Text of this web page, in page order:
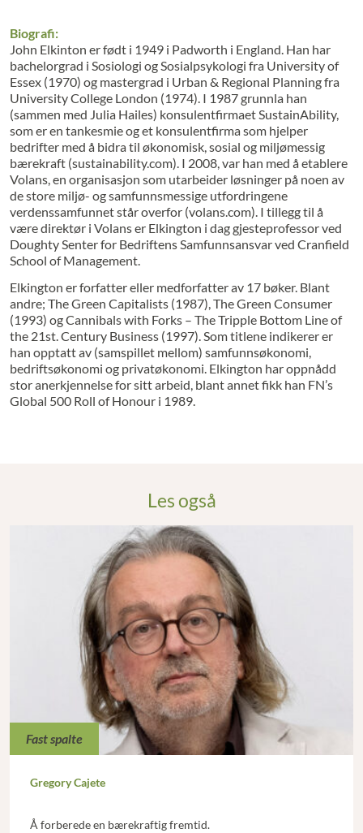
Biografi:
John Elkinton er født i 1949 i Padworth i England. Han har
bachelorgrad i Sosiologi og Sosialpsykologi fra University of
Essex (1970) og mastergrad i Urban & Regional Planning fra
University College London (1974). I 1987 grunnla han
(sammen med Julia Hailes) konsulentfirmaet SustainAbility,
som er en tankesmie og et konsulentfirma som hjelper
bedrifter med å bidra til økonomisk, sosial og miljømessig
bærekraft (sustainability.com). I 2008, var han med å etablere
Volans, en organisasjon som utarbeider løsninger på noen av
de store miljø- og samfunnsmessige utfordringene
verdenssamfunnet står overfor (volans.com). I tillegg til å
være direktør i Volans er Elkington i dag gjesteprofessor ved
Doughty Senter for Bedriftens Samfunnsansvar ved Cranfield
School of Management.
Elkington er forfatter eller medforfatter av 17 bøker. Blant
andre; The Green Capitalists (1987), The Green Consumer
(1993) og Cannibals with Forks – The Tripple Bottom Line of
the 21st. Century Business (1997). Som titlene indikerer er
han opptatt av (samspillet mellom) samfunnsøkonomi,
bedriftsøkonomi og privatøkonomi. Elkington har oppnådd
stor anerkjennelse for sitt arbeid, blant annet fikk han FN’s
Global 500 Roll of Honour i 1989.
Les også
Fast spalte
Gregory Cajete
Å forberede en bærekraftig fremtid.